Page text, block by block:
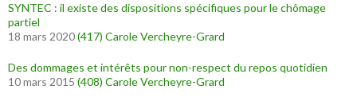
SYNTEC : il existe des dispositions spécifiques pour le chômage
partiel
18 mars 2020(417) Carole Vercheyre-Grard
Des dommages et intérêts pour non-respect du repos quotidien
10 mars 2015 (408) Carole Vercheyre-Grard